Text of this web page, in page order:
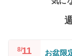
8/11
お盆限